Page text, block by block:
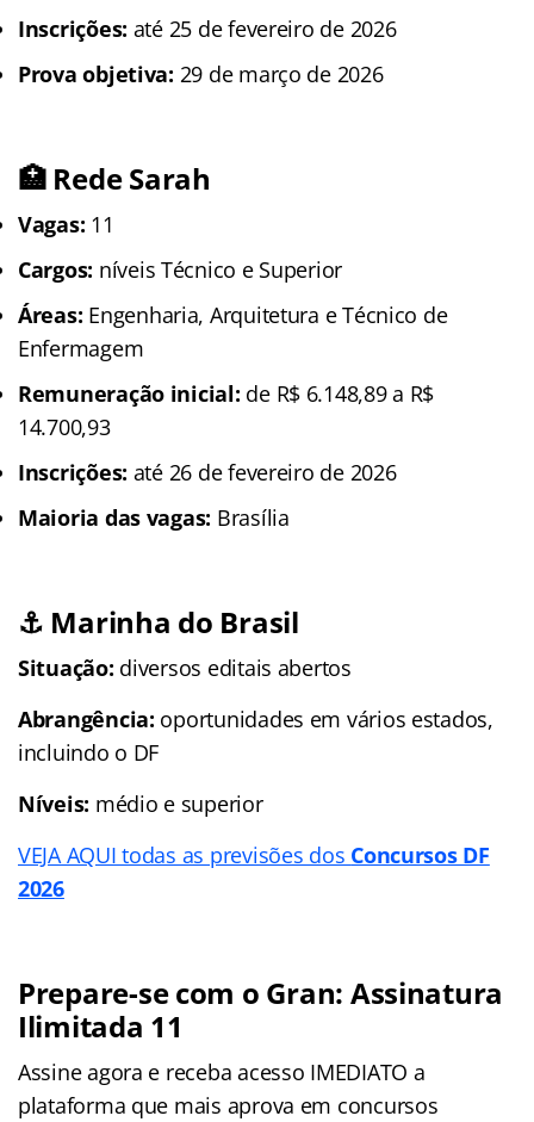
Inscrições: até 25 de fevereiro de 2026
Prova objetiva: 29 de março de 2026
🏥 Rede Sarah
Vagas: 11
Cargos: níveis Técnico e Superior
Áreas: Engenharia, Arquitetura e Técnico de
Enfermagem
Remuneração inicial: de R$ 6.148,89 a R$
14.700,93
Inscrições: até 26 de fevereiro de 2026
Maioria das vagas: Brasília
⚓ Marinha do Brasil
Situação: diversos editais abertos
Abrangência: oportunidades em vários estados,
incluindo o DF
Níveis: médio e superior
VEJA AQUI todas as previsões dos Concursos DF
2026
Prepare-se com o Gran: Assinatura
Ilimitada 11
Assine agora e receba acesso IMEDIATO a
plataforma que mais aprova em concursos